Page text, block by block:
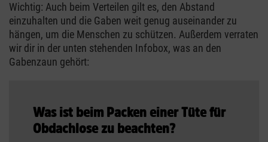
Wichtig: Auch beim Verteilen gilt es, den Abstand
einzuhalten und die Gaben weit genug auseinander zu
hängen, um die Menschen zu schützen. Außerdem verraten
wir dir in der unten stehenden Infobox, was an den
Gabenzaun gehört:
Was ist beim Packen einer Tüte für
Obdachlose zu beachten?